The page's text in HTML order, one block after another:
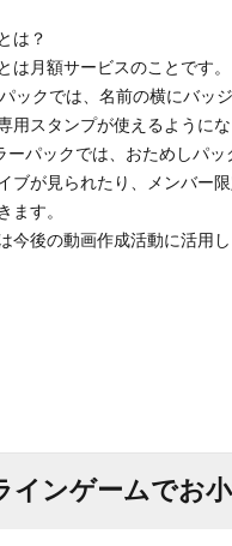
は？
は月額サービスのことです。
ックでは、名前の横にバッ
用スタンプが使えるようにな
ーパックでは、おためしパッ
ブが見られたり、メンバー
ます。
今後の動画作成活動に活用
インゲームでお